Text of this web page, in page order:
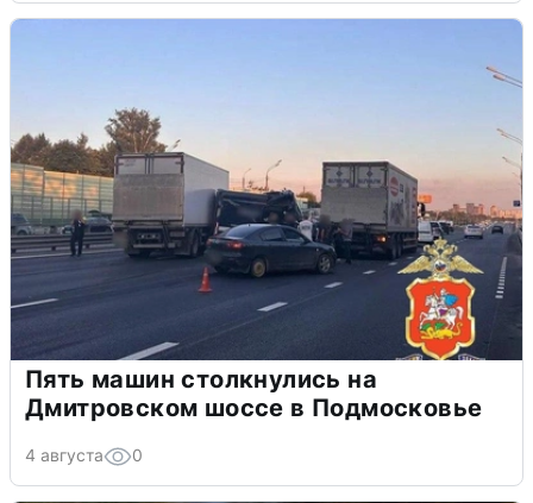
Пять машин столкнулись на
Дмитровском шоссе в Подмосковье
4 августа 0